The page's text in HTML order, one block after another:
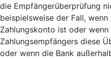
die Empfängerüberprüfung
beispielsweise der Fall,
Zahlungskonto ist oder wenn
Zahlungsempfängers diese
oder wenn die Bank